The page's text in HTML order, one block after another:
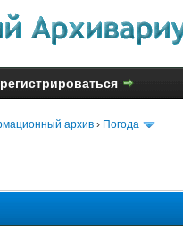
архив › Погода